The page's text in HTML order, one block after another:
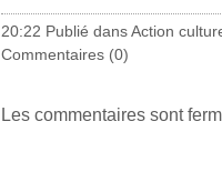
20:22 Publié dansAction
Commentaires (0)
Les commentaires sont